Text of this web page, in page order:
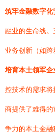
筑牢金融数字化
融业的生命线
业务创新（如跨
培育本土领军企
控技术的需求
商提供了难得
争力的本土金融